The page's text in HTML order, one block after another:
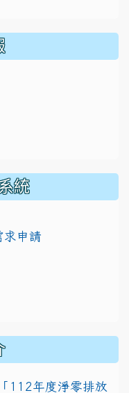
統
求申請
112年度淨零排放